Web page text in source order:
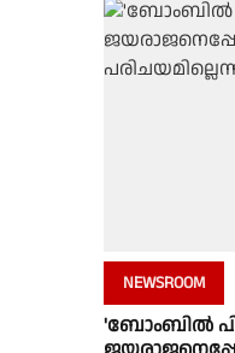
NEWSROOM
'ബോംബിൽ